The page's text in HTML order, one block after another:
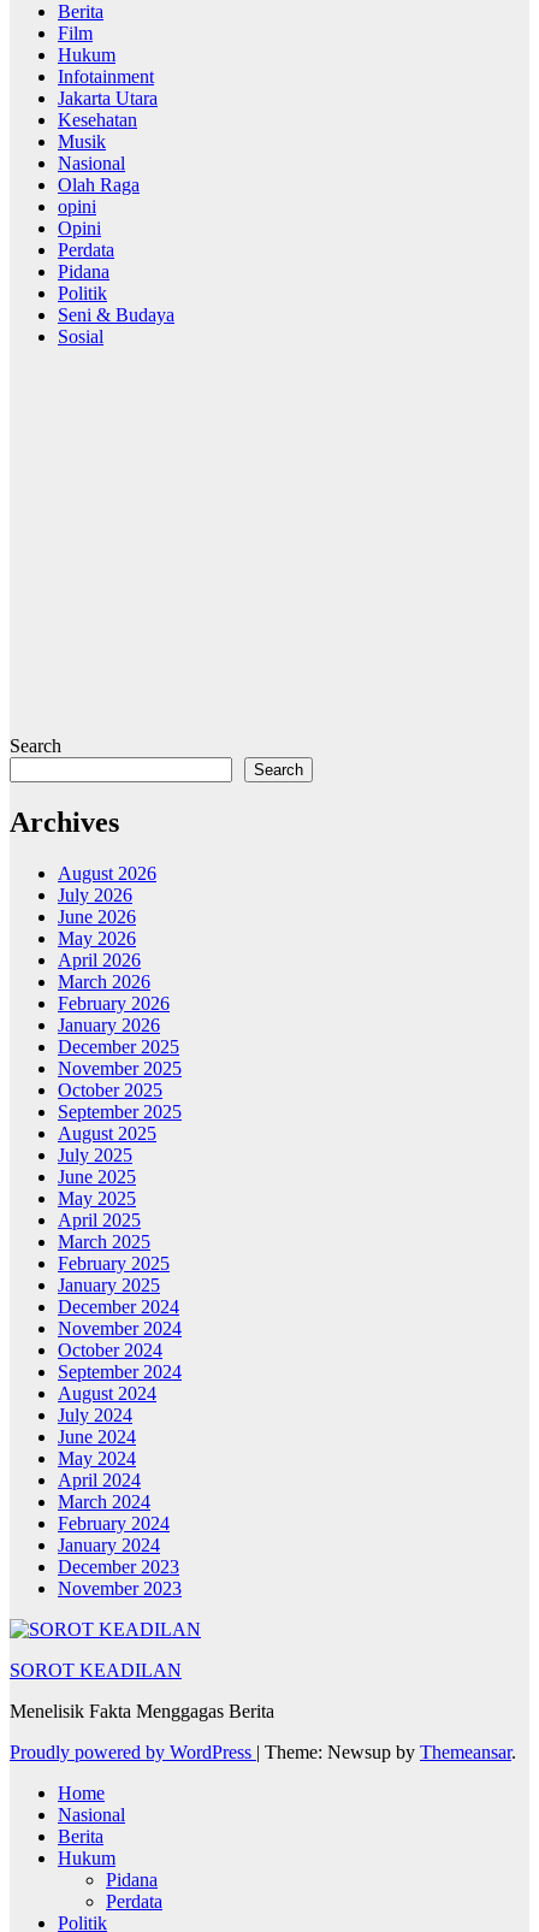
Berita
Film
Hukum
Infotainment
Jakarta Utara
Kesehatan
Musik
Nasional
Olah Raga
opini
Opini
Perdata
Pidana
Politik
Seni & Budaya
Sosial
Search
Search
Archives
August 2026
July 2026
June 2026
May 2026
April 2026
March 2026
February 2026
January 2026
December 2025
November 2025
October 2025
September 2025
August 2025
July 2025
June 2025
May 2025
April 2025
March 2025
February 2025
January 2025
December 2024
November 2024
October 2024
September 2024
August 2024
July 2024
June 2024
May 2024
April 2024
March 2024
February 2024
January 2024
December 2023
November 2023
SOROT KEADILAN
Menelisik Fakta Menggagas Berita
Proudly powered by WordPress | Theme: Newsup by Themeansar.
Home
Nasional
Berita
Hukum
Pidana
Perdata
Politik